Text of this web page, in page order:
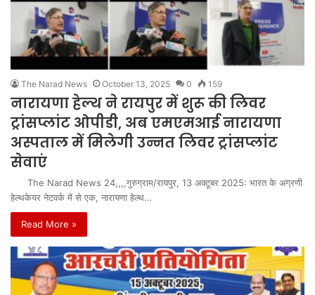
The Narad News October 13, 2025 0 159
नारायणा हेल्थ ने रायपुर में शुरू की लिवर
ट्रांसप्लांट ओपीडी, अब एमएमआई नारायणा
अस्पताल में मिलेगी उन्नत लिवर ट्रांसप्लांट
सेवाएं
The Narad News 24,,,,गुरुग्राम/रायपुर, 13 अक्टूबर 2025: भारत के अग्रणी
हेल्थकेयर नेटवर्क में से एक, नारायणा हेल्थ…
Read More »